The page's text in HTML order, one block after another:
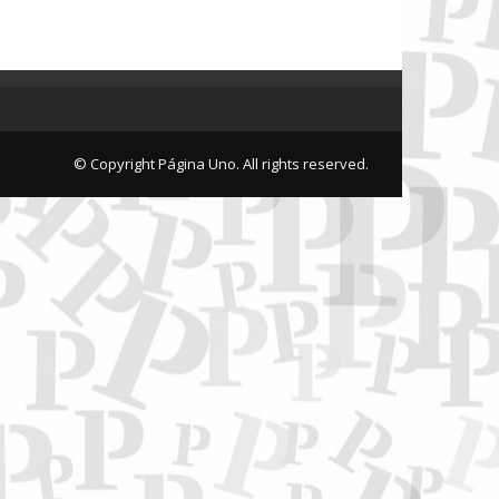
© Copyright Página Uno. All rights reserved.